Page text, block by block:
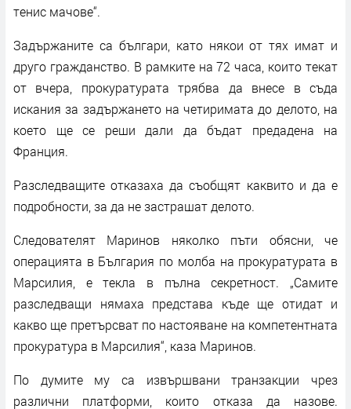
тенис мачове“.
Задържаните са българи, като някои от тях имат и
друго гражданство. В рамките на 72 часа, които текат
от вчера, прокуратурата трябва да внесе в съда
искания за задържането на четиримата до делото, на
което ще се реши дали да бъдат предадена на
Франция.
Разследващите отказаха да съобщят каквито и да е
подробности, за да не застрашат делото.
Следователят Маринов няколко пъти обясни, че
операцията в България по молба на прокуратурата в
Марсилия, е текла в пълна секретност. „Самите
разследващи нямаха представа къде ще отидат и
какво ще претърсват по настояване на компетентната
прокуратура в Марсилия“, каза Маринов.
По думите му са извършвани транзакции чрез
различни платформи, които отказа да назове.